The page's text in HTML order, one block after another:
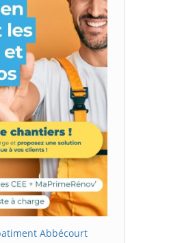
Abbécourt